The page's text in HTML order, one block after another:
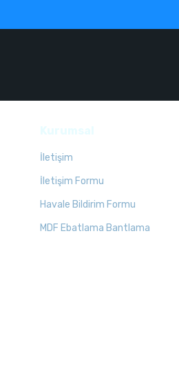
İletişim
İletişim Formu
Havale Bildirim Formu
MDF Ebatlama Bantlama